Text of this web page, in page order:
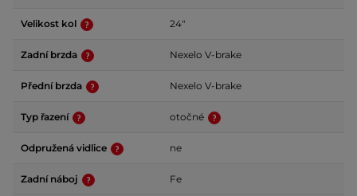
Velikost kol 24"
Zadní brzda Nexelo V-brake
Přední brzda Nexelo V-brake
Typ řazení otočné
Odpružená vidlice ne
Zadní náboj Fe